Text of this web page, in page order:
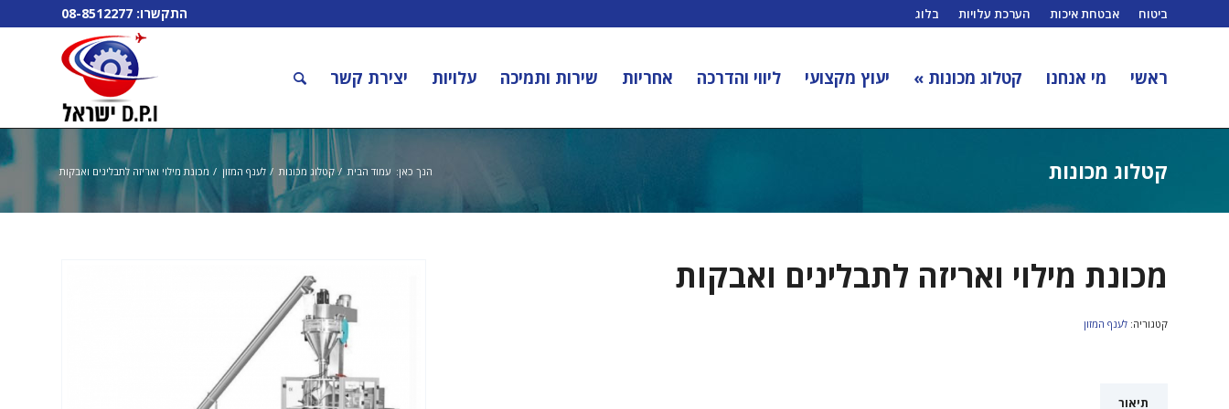
ביטוח אבטחת איכות הערכת עלויות בלוג התקשרו: 08-8512277
ראשי מי אנחנו קטלוג מכונות » יעוץ מקצועי ליווי והדרכה אחריות שירות ותמיכה עלויות יצירת קשר
קטלוג מכונות הנך כאן: עמוד הבית / קטלוג מכונות / לענף המזון / מכונת מילוי ואריזה לתבלינים ואבקות
מכונת מילוי ואריזה לתבלינים ואבקות
קטגוריה: לענף המזון
תיאור